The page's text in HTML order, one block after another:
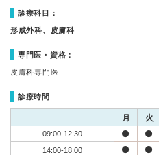
診療科目：
形成外科、皮膚科
専門医・資格：
皮膚科専門医
診療時間
月 火
09:00-12:30
14:00-18:00